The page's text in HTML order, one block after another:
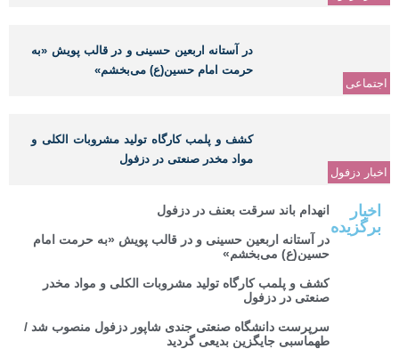
در آستانه اربعین حسینی و در قالب پویش «به
حرمت امام حسین(ع) می‌بخشم»
اجتماعی
کشف و پلمب کارگاه تولید مشروبات الکلی و
مواد مخدر صنعتی در دزفول
اخبار دزفول
اخبار
برگزیده
انهدام باند سرقت بعنف در دزفول
در آستانه اربعین حسینی و در قالب پویش «به حرمت امام
حسین(ع) می‌بخشم»
کشف و پلمب کارگاه تولید مشروبات الکلی و مواد مخدر
صنعتی در دزفول
سرپرست دانشگاه صنعتی جندی شاپور دزفول منصوب شد /
طهماسبی جایگزین بدیعی گردید